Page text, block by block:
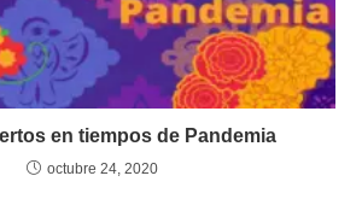
en tiempos de Pandemia
octubre 24, 2020